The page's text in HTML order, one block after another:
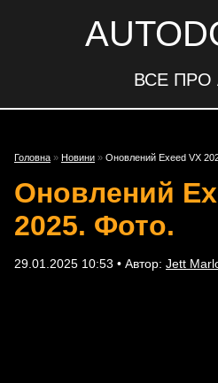
ВСЕ ПРО
Головна » Новини » Оновлений Exeed VX
Оновлений
2025. Фото.
29.01.2025 10:53 • Автор: Jett